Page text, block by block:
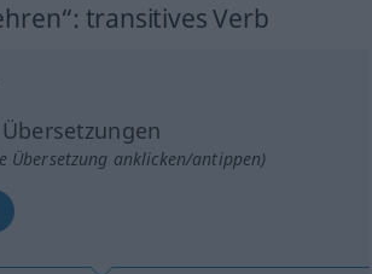
: transitives Verb
Übersetzung anklicken/antippen)